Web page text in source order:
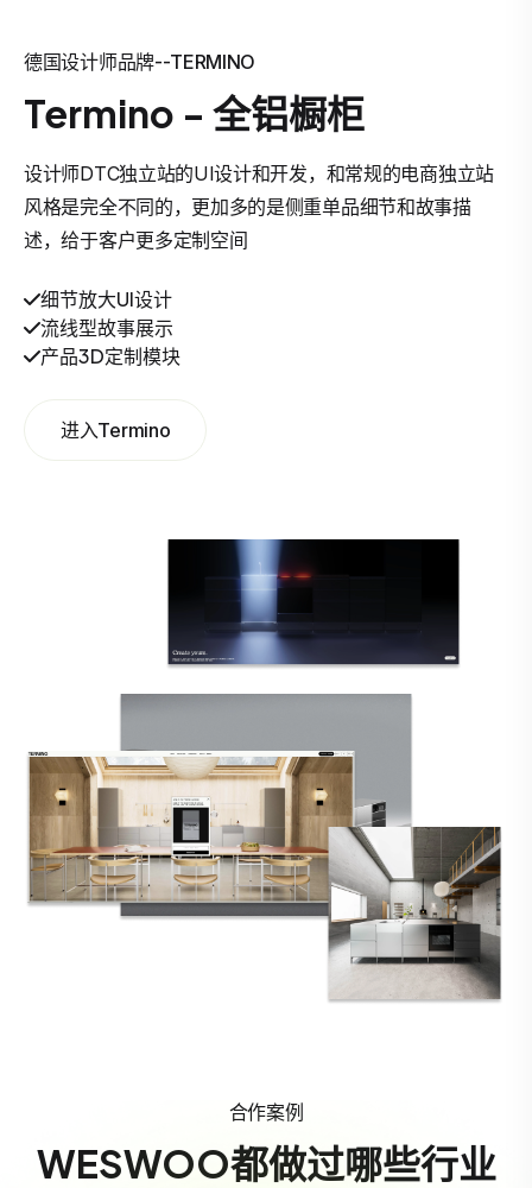
德国设计师品牌--TERMINO
Termino - 全铝橱柜
设计师DTC独立站的UI设计和开发，和常规的电商独立站
风格是完全不同的，更加多的是侧重单品细节和故事描
述，给于客户更多定制空间
细节放大UI设计
流线型故事展示
产品3D定制模块
进入Termino
合作案例
WESWOO都做过哪些行业